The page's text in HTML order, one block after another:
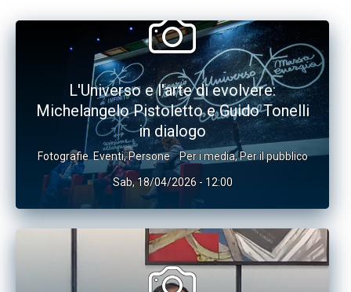
L'Universo e l'arte di evolvere:
Michelangelo Pistoletto e Guido Tonelli
in dialogo
Fotografie Eventi,Persone Per i media,Per il pubblico
Sab, 18/04/2026 - 12:00